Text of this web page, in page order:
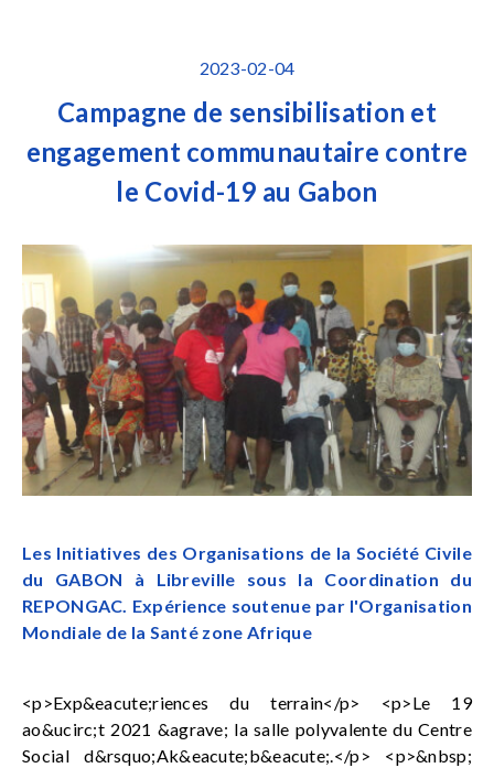
2023-02-04
Campagne de sensibilisation et
engagement communautaire contre
le Covid-19 au Gabon
Les Initiatives des Organisations de la Société Civile
du GABON à Libreville sous la Coordination du
REPONGAC. Expérience soutenue par l'Organisation
Mondiale de la Santé zone Afrique
<p>Exp&eacute;riences du terrain</p> <p>Le 19
ao&ucirc;t 2021 &agrave; la salle polyvalente du Centre
Social d&rsquo;Ak&eacute;b&eacute;.</p> <p>&nbsp;